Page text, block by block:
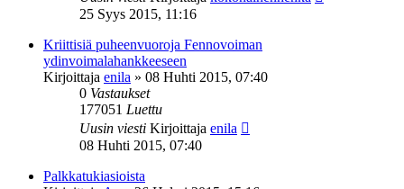
25 Syys 2015, 11:16
Kriittisiä puheenvuoroja Fennovoiman
ydinvoimalahankkeeseen
Kirjoittaja enila » 08 Huhti 2015, 07:40
0 Vastaukset
177051 Luettu
Uusin viesti Kirjoittaja enila
08 Huhti 2015, 07:40
Palkkatukiasioista